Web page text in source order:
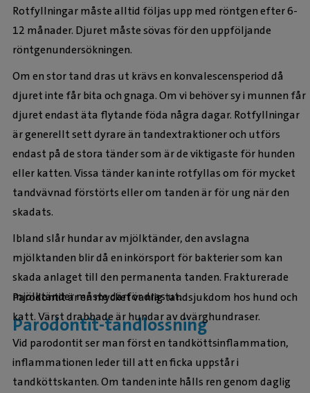
Rotfyllningar måste alltid följas upp med röntgen efter 6-
12 månader. Djuret måste sövas för den uppföljande
röntgenundersökningen.
Om en stor tand dras ut krävs en konvalescensperiod då
djuret inte får bita och gnaga. Om vi behöver sy i munnen får
djuret endast äta flytande föda några dagar. Rotfyllningar
är generellt sett dyrare än tandextraktioner och utförs
endast på de stora tänder som är de viktigaste för hunden
eller katten. Vissa tänder kan inte rotfyllas om för mycket
tandvävnad förstörts eller om tanden är för ung när den
skadats.
Ibland slår hundar av mjölktänder, den avslagna
mjölktanden blir då en inkörsport för bakterier som kan
skada anlaget till den permanenta tanden. Frakturerade
mjölktänder måste därför dras ut.
Parodontit-tandlossning
Parodontit är en mycket vanlig tandsjukdom hos hund och
katt. Värst drabbade är hundar av dvärghundraser.
Vid parodontit ser man först en tandköttsinflammation,
inflammationen leder till att en ficka uppstår i
tandköttskanten. Om tanden inte hålls ren genom daglig